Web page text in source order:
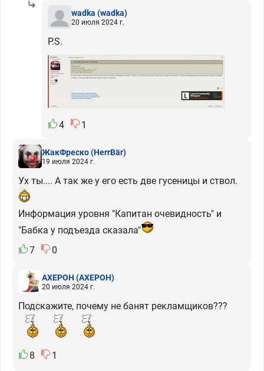
wadka (wadka)
20 июля 2024 г.
P.S.
4 1
ЖакФреско(HerrBär)
19 июля 2024 г.
Ух ты.... А так же у его есть две гусеницы и ствол.
Информация уровня "Капитан очевидность" и
"Бабка у подъезда сказала"
7
0
АХЕРОН (АХЕРОН)
20 июля 2024 г.
Подскажите, почему не банят рекламщиков???
8 1